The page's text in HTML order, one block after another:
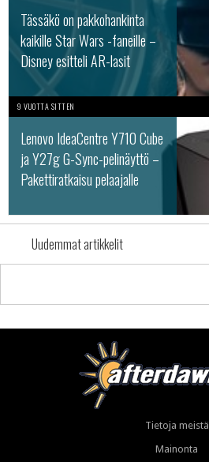
Tässäkö on pakkohankinta
kaikille Star Wars -faneille –
Disney esitteli AR-lasit
9 VUOTTA SITTEN
Lenovo IdeaCentre Y710 Cube
ja Y27g G-Sync-pelinäyttö –
Pakettiratkaisu pelaajalle
Uudemmat artikkelit
Tietoja meistä
Mainonta